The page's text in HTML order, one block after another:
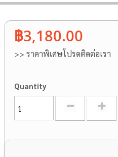
฿3,180.00
>> ราคาพิเศษโปรดติดต่อเรา
Quantity